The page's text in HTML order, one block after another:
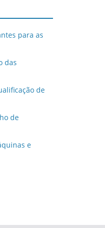
para as
das
de
de
e